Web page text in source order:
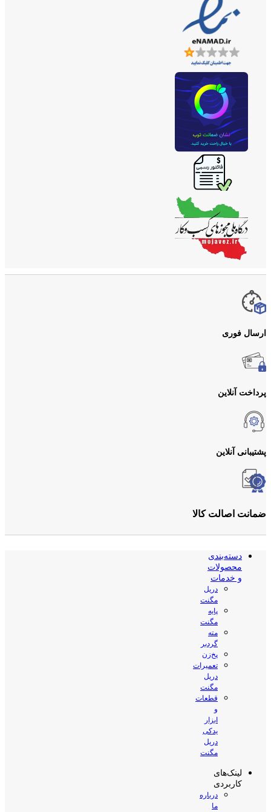
ارسال فوری
پرداخت آنلاین
پشتیبانی آنلاین
ضمانت اصالت کالا
دسته‌بندی
محصولات
و خدمات
دریل
مگنت
پایه
مگنت
مته
گردبر
پخ‌زن
تعمیرات
دریل
مگنت
قطعات
و
ابزار
یدکی
دریل
مگنت
لینک‌های
کاربردی
درباره
ما